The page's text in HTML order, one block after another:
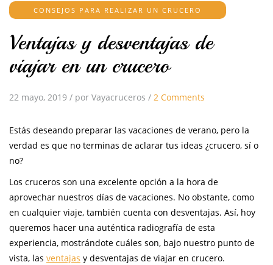
CONSEJOS PARA REALIZAR UN CRUCERO
Ventajas y desventajas de
viajar en un crucero
22 mayo, 2019 / por Vayacruceros / 2 Comments
Estás deseando preparar las vacaciones de verano, pero la
verdad es que no terminas de aclarar tus ideas ¿crucero, sí o
no?
Los cruceros son una excelente opción a la hora de
aprovechar nuestros días de vacaciones. No obstante, como
en cualquier viaje, también cuenta con desventajas. Así, hoy
queremos hacer una auténtica radiografía de esta
experiencia, mostrándote cuáles son, bajo nuestro punto de
vista, las ventajas y desventajas de viajar en crucero.